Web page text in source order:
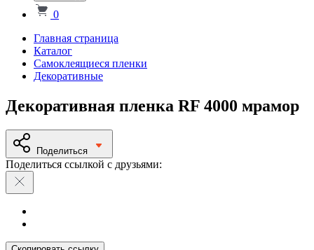
0
Главная страница
Каталог
Самоклеящиеся пленки
Декоративные
Декоративная пленка RF 4000 мрамор
Поделиться
Поделиться ссылкой с друзьями: